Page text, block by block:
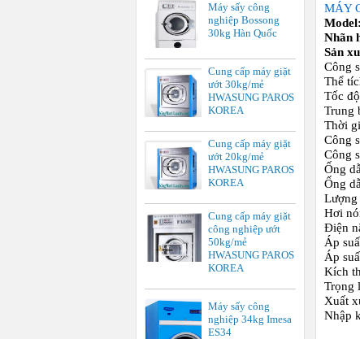
Máy sấy công
nghiệp Bossong
30kg Hàn Quốc
Cung cấp máy giặt
ướt 30kg/mẻ
HWASUNG PAROS
KOREA
Cung cấp máy giặt
ướt 20kg/mẻ
HWASUNG PAROS
KOREA
Cung cấp máy giặt
công nghiệp ướt
50kg/mẻ
HWASUNG PAROS
KOREA
Máy sấy công
nghiệp 34kg Imesa
ES34
MÁY
Nhãn
Sản
Công
Thể
Tốc
Trung
Thời
Công
Công
Ống
Ống
Lượng
Hơi
Điện
Áp
Áp
Kích
Trọng
Xuất
Nhập